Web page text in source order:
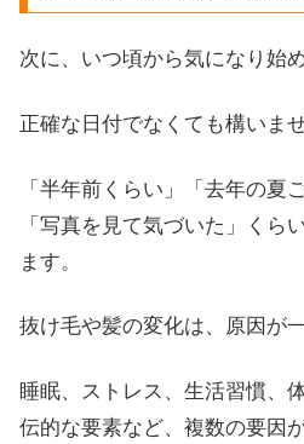
次に、いつ頃から気になり始
正確な日付でなくても構いませ
「半年前くらい」「去年の夏
「写真を見て気づいた」くら
ます。
抜け毛や髪の変化は、原因が
睡眠、ストレス、生活習慣、
伝的な要素など、複数の要因